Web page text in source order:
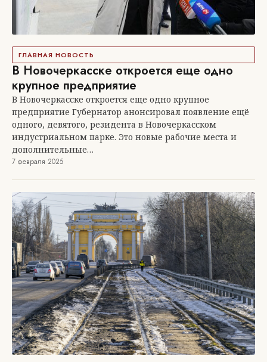
ГЛАВНАЯ НОВОСТЬ
В Новочеркасске откроется еще одно
крупное предприятие
В Новочеркасске откроется еще одно крупное
предприятие Губернатор анонсировал появление ещё
одного, девятого, резидента в Новочеркасском
индустриальном парке. Это новые рабочие места и
дополнительные…
7 февраля 2025